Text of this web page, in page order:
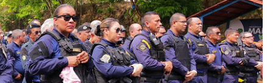
urgente
e
para
Manaus